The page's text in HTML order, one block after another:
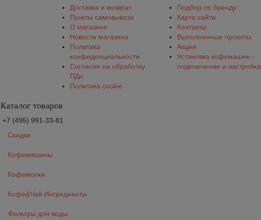
Доставка и возврат
Пункты самовывоза
О магазине
Новости магазина
Политика
конфиденциальности
Согласие на обработку
ПДн
Политика cookie
Подбор по бренду
Карта сайта
Контакты
Выполненные проекты
Акция
Установка кофемашин -
подключение и настройка
Каталог товаров
+7 (495) 991-33-81
Скидки
Кофемашины
Кофемолки
Кофе&Чай Ингредиенты
Фильтры для воды